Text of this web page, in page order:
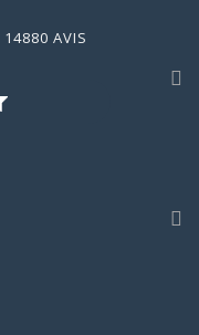
14880 AVIS